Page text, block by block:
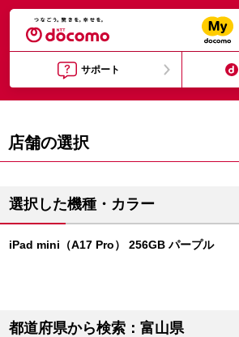
サポート
店舗の選択
選択した機種・カラー
iPad mini（A17 Pro） 256GB パープル
都道府県から検索：富山県